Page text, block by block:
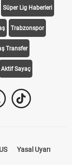
Süper Lig Haberleri
Trabzonspor
Transfer
Aktif Sayaç
Yasal Uyarı